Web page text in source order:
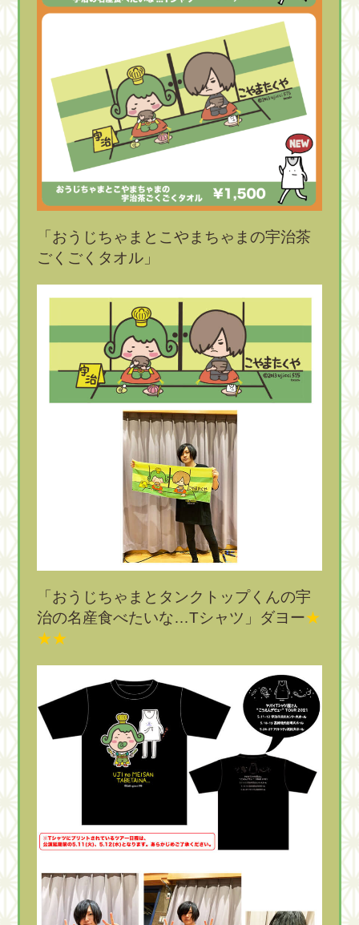
「おうじちゃまとこやまちゃまの宇治茶
ごくごくタオル」
「おうじちゃまとタンクトップくんの宇
治の名産食べたいな…Tシャツ」ダヨー★
★★